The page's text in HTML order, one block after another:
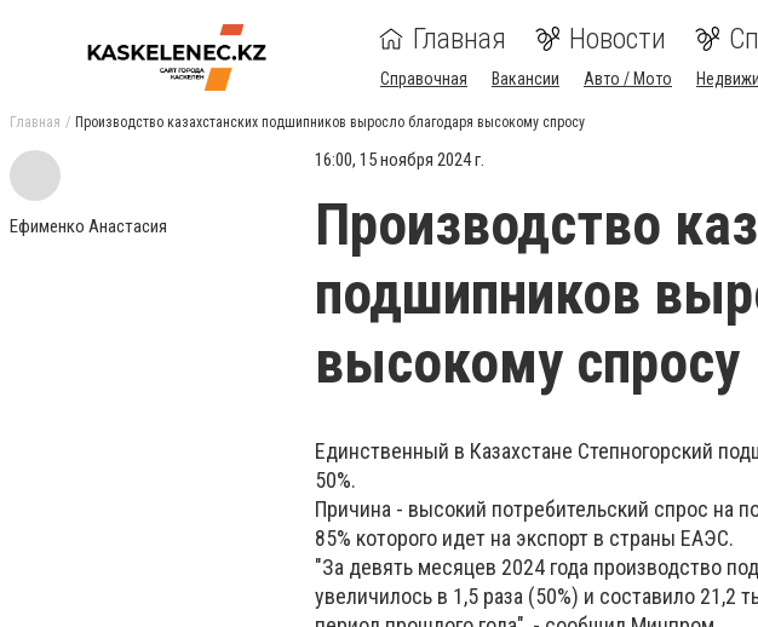
Главная Новости
Справочная Вакансии Авто / Мото
Главная Производство казахстанских подшипников выросло благодаря высокому спросу
Ефименко Анастасия
16:00, 15 ноября 2024 г.
Производство
подшипников
высокому спросу
Единственный в Казахстане Степногорский
50%.
Причина - высокий потребительский спрос на
85% которого идет на экспорт в страны ЕАЭС.
"За девять месяцев 2024 года производство
увеличилось в 1,5 раза (50%) и составило 21,2